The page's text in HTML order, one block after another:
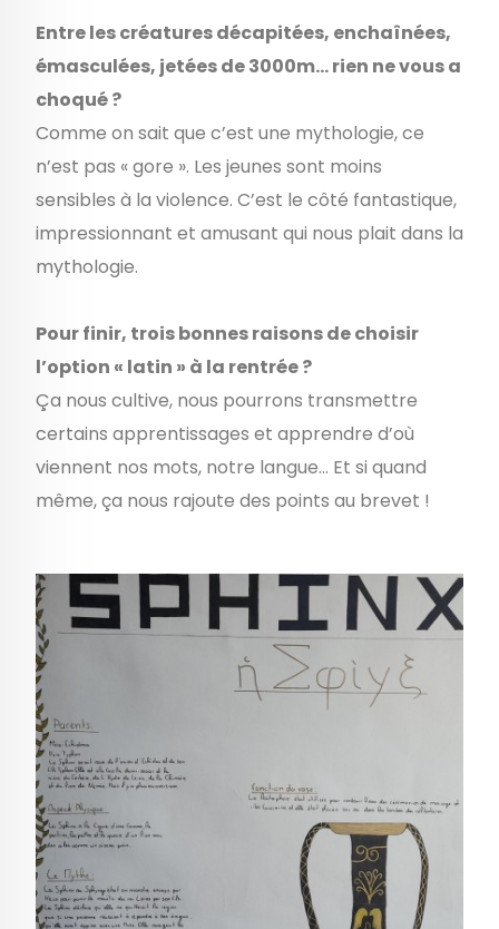
Entre les créatures décapitées, enchaînées,
émasculées, jetées de 3000m… rien ne vous a
choqué ?
Comme on sait que c’est une mythologie, ce
n’est pas « gore ». Les jeunes sont moins
sensibles à la violence. C’est le côté fantastique,
impressionnant et amusant qui nous plait dans la
mythologie.
Pour finir, trois bonnes raisons de choisir
l’option « latin » à la rentrée ?
Ça nous cultive, nous pourrons transmettre
certains apprentissages et apprendre d’où
viennent nos mots, notre langue... Et si quand
même, ça nous rajoute des points au brevet !